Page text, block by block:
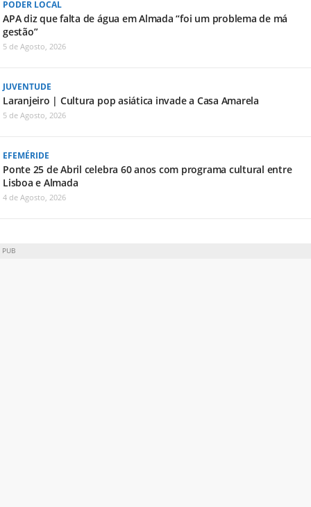
PODER LOCAL
APA diz que falta de água em Almada “foi um problema de má
gestão”
5 de Agosto, 2026
JUVENTUDE
Laranjeiro | Cultura pop asiática invade a Casa Amarela
5 de Agosto, 2026
EFEMÉRIDE
Ponte 25 de Abril celebra 60 anos com programa cultural entre
Lisboa e Almada
4 de Agosto, 2026
PUB